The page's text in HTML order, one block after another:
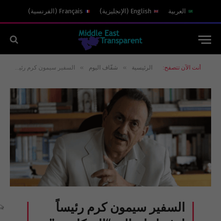
العربية English
( الإنجليزية)
Français
( الفرنسية)
أنت الآن تتصفح: الرئيسية » شفّاف اليوم » السفير سيمون كرم رئيساً لوفد لبنان الى “الميكانيزم”
السفير سيمون كرم رئيساً